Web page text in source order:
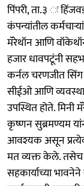
पिंपरी, ता.३ ः
कंपन्यांतील
मॅरेथॉन आणि
हजार धावपटूंनी
कर्नल चरणजीत सिंग
सीईओ आणि
उपस्थित होते.
कृष्णन सुब्रमण्यम
आवश्यक असून
मत व्यक्त केले. तसेच
सहकार्याच्या भावनेने